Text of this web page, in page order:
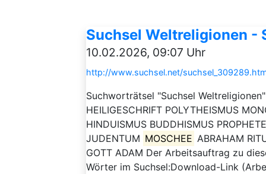
Suchsel Weltreligionen -
10.02.2026, 09:07 Uhr
http://www.suchsel.net/
Suchworträtsel "Suchsel
HEILIGESCHRIFT POLYTHEISMUS
HINDUISMUS BUDDHISMUS
JUDENTUM MOSCHEE ABRAHAM
GOTT ADAM Der Arbeitsauftrag zu
Wörter im Suchsel:Download-Link